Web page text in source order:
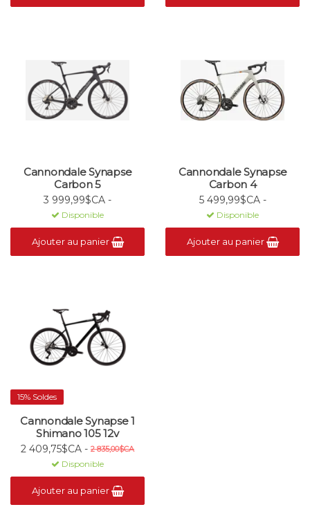
Cannondale Synapse
Carbon 5
3 999,99$CA -
Disponible
Ajouter au panier
Cannondale Synapse
Carbon 4
5 499,99$CA -
Disponible
Ajouter au panier
15% Soldes
Cannondale Synapse 1
Shimano 105 12v
2 409,75$CA - 2 835,00$CA
Disponible
Ajouter au panier